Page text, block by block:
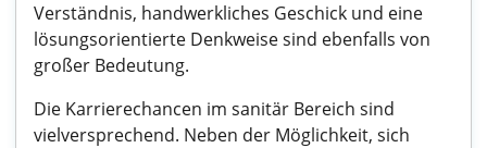
Verständnis, handwerkliches Geschick und eine
lösungsorientierte Denkweise sind ebenfalls von
großer Bedeutung.
Die Karrierechancen im sanitär Bereich sind
vielversprechend. Neben der Möglichkeit, sich